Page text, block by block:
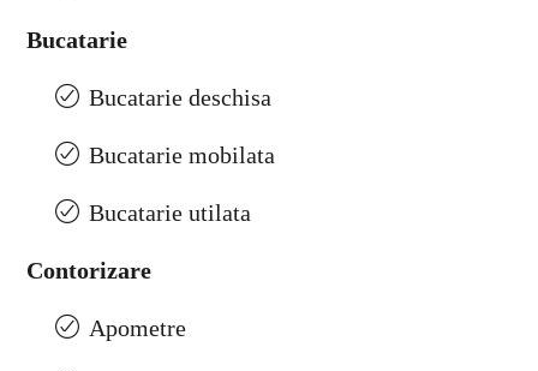
Bucatarie
Bucatarie deschisa
Bucatarie mobilata
Bucatarie utilata
Contorizare
Apometre